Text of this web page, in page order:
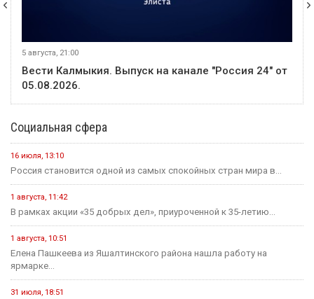
5 августа, 21:00
Вести Калмыкия. Выпуск на канале "Россия 24" от
05.08.2026.
Социальная сфера
16 июля, 13:10
Россия становится одной из самых спокойных стран мира в...
1 августа, 11:42
В рамках акции «35 добрых дел», приуроченной к 35-летию...
1 августа, 10:51
Елена Пашкеева из Яшалтинского района нашла работу на
ярмарке...
31 июля, 18:51